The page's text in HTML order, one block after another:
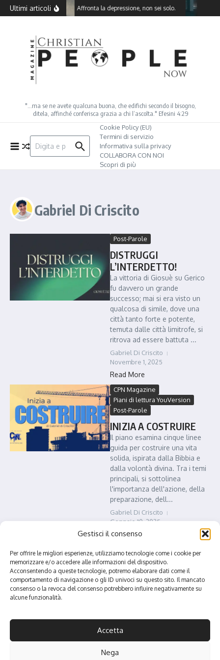
Gestisci il consenso
Per offrire le migliori esperienze, utilizziamo tecnologie come i cookie per
memorizzare e/o accedere alle informazioni del dispositivo.
Acconsentendo a queste tecnologie, potremo elaborare dati come il
comportamento di navigazione o gli ID univoci su questo sito. Il mancato
consenso o la revoca del consenso potrebbero influire negativamente su
alcune funzionalità.
Accetta
Nega
Salta al contenuto
Ultimi articoli Affronta la depressione, non sei solo.
"…ma se ne avete qualcuna buona, che edifichi secondo il bisogno,
ditela, affinché conferisca grazia a chi l’ascolta." Efesini 4:29
Cerca:
Cookie Policy (EU)
Termini di servizio
Informativa sulla privacy
COLLABORA CON NOI
Scopri di più
Gabriel Di Criscito
Post-Parole
DISTRUGGI
L’INTERDETTO!
La vittoria di Giosuè su Gerico
fu davvero un grande
successo; mai si era visto un
qualcosa di simile, dove una
città tanto forte e potente,
temuta dalle città limitrofe, si
ritrova ad essere battuta ...
Gabriel Di Criscito
Novembre 1, 2025
Read More
CPN Magazine
Piani di lettura YouVersion
Post-Parole
INIZIA A COSTRUIRE
Il piano esamina cinque linee
guida per costruire una vita
solida, ispirata dalla Bibbia e
dalla volontà divina. Tra i temi
principali, si sottolinea
l'importanza dell'azione, della
preparazione, dell...
Gabriel Di Criscito
Gennaio 10, 2025
Read More
CPN Magazine
Non vendere la benedizione.
Spesso siamo tentati di abbandonare la vita con Cristo per
cercare qualcosa di più tangibile, trascurando il valore della
Grazia ricevuta. Giuda, scambiando questa vita per trenta sicli
Gabriel Di Criscito Dicembre 28, 2024